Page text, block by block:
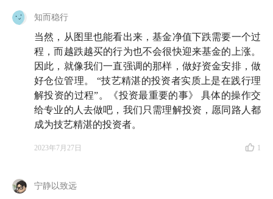
知而稳行
当然，从图里也能看出来，基金净值下跌需要一个过
程，而越跌越买的行为也不会很快迎来基金的上涨。
因此，就像我们一直强调的那样，做好资金安排，做
好仓位管理。 “技艺精湛的投资者实质上是在践行理
解投资的过程”。《投资最重要的事》 具体的操作交
给专业的人去做吧，我们只需理解投资，愿同路人都
成为技艺精湛的投资者。
2023年7月27日 1
宁静以致远